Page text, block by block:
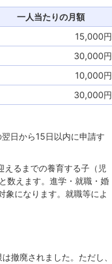
一人当たりの月額
15,000円
30,000円
10,000円
30,000円
日から15日以内に申請す
えるまでの養育する子（児
数えます。進学・就職・婚
象になります。就職等によ
撤廃されました。ただし、